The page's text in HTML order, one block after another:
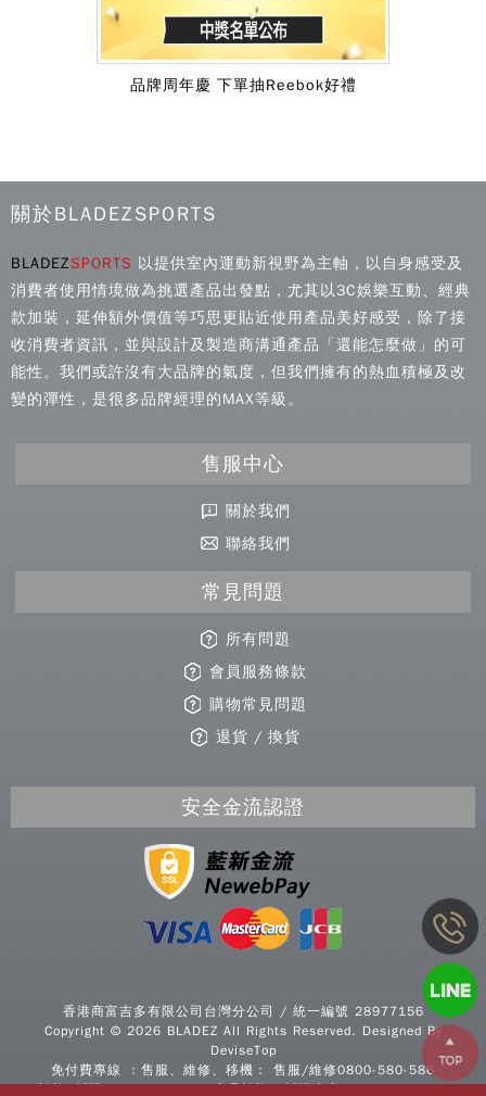
©
All
品牌周年慶 下單抽Reebok好禮
關於BLADEZSPORTS
BLADEZSPORTS 以提供室內運動新視野為主軸，以自身感受及
消費者使用情境做為挑選產品出發點，尤其以3C娛樂互動、經典
款加裝，延伸額外價值等巧思更貼近使用產品美好感受，除了接
收消費者資訊，並與設計及製造商溝通產品「還能怎麼做」的可
能性。我們或許沒有大品牌的氣度，但我們擁有的熱血積極及改
變的彈性，是很多品牌經理的MAX等級。
售服中心
關於我們
聯絡我們
常見問題
所有問題
會員服務條款
購物常見問題
退貨 / 換貨
安全金流認證
香港商富吉多有限公司台灣分公司 / 統一編號 28977156
Copyright © 2026 BLADEZ All Rights Reserved. Designed By
DeviseTop
免付費專線 ：售服、維修、移機： 售服/維修0800-580-586
諮詢/採購0800-277339 / 商品諮詢、採購專案：0800-277339